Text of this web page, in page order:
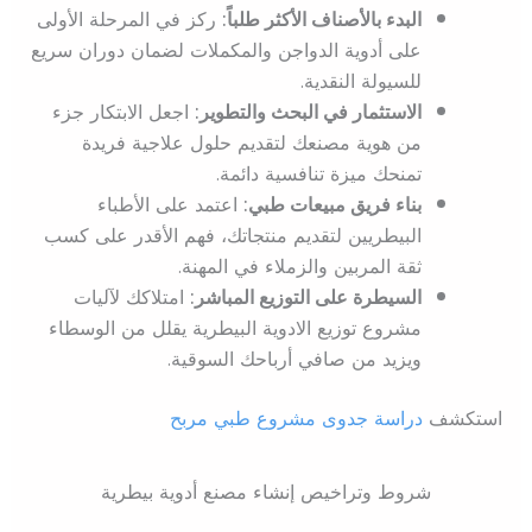
البدء بالأصناف الأكثر طلباً:ركز في المرحلة الأولى
على أدوية الدواجن والمكملات لضمان دوران سريع
للسيولة النقدية.
الاستثمار في البحث والتطوير:اجعل الابتكار جزء
من هوية مصنعك لتقديم حلول علاجية فريدة
تمنحك ميزة تنافسية دائمة.
بناء فريق مبيعات طبي:اعتمد على الأطباء
البيطريين لتقديم منتجاتك، فهم الأقدر على كسب
ثقة المربين والزملاء في المهنة.
السيطرة على التوزيع المباشر:امتلاكك لآليات
مشروع توزيع الادوية البيطرية يقلل من الوسطاء
ويزيد من صافي أرباحك السوقية.
استكشف دراسة جدوى مشروع طبي مربح
شروط وتراخيص إنشاء مصنع أدوية بيطرية